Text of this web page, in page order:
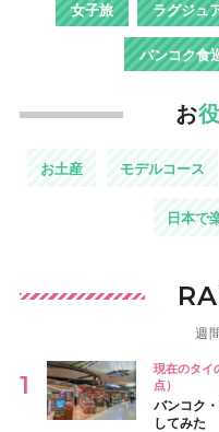
女子旅 ラグジュ
バンコク食
お役
お土産 モデルコース
日本で
週
現在のタイ
点）
バンコク
してみた